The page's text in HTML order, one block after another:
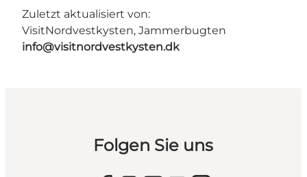
Zuletzt aktualisiert von:
VisitNordvestkysten, Jammerbugten
info@visitnordvestkysten.dk
Folgen Sie uns